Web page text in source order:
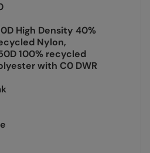
High Density 40%
Nylon
100% recycled
with C0 DWR